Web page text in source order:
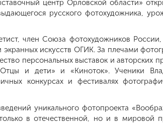
центр Орловской области»
русского фотохудожника,
член Союза фотохудожников
искусств ОГИК. За плечами
персональных выставок и авторских
и дети» и «Киноток». Ученики
конкурсах и фестивалях
уникального фотопроекта
в отечественной, но и в мировой